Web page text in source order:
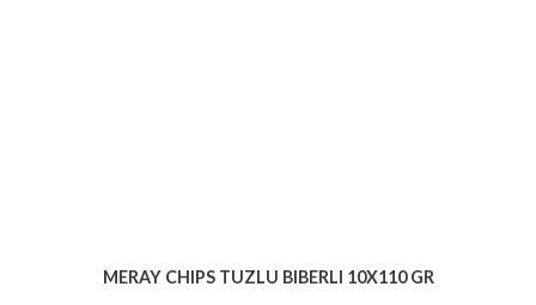
MERAY CHIPS TUZLU BIBERLI 10X110 GR